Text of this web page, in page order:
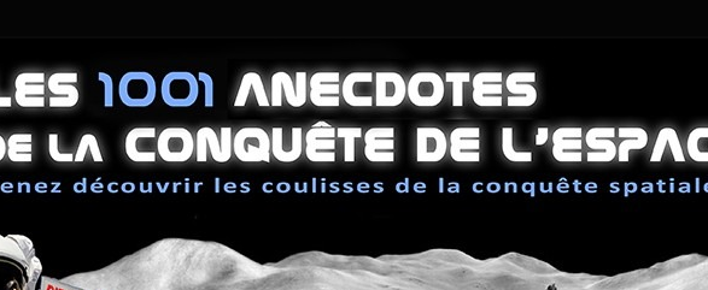
anecdotes de la Conquête de l'Espace